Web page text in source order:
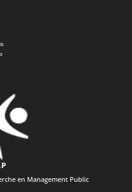
en Management Public